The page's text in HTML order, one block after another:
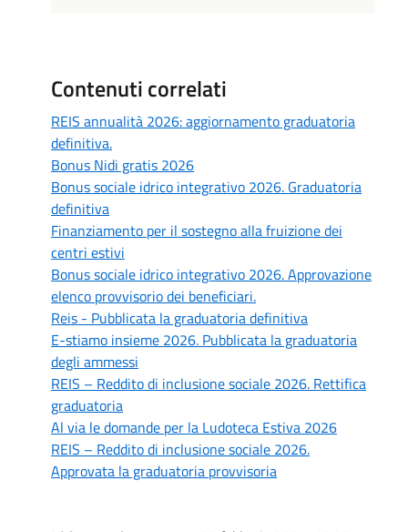
Contenuti correlati
REIS annualità 2026: aggiornamento graduatoria
definitiva.
Bonus Nidi gratis 2026
Bonus sociale idrico integrativo 2026. Graduatoria
definitiva
Finanziamento per il sostegno alla fruizione dei
centri estivi
Bonus sociale idrico integrativo 2026. Approvazione
elenco provvisorio dei beneficiari.
Reis - Pubblicata la graduatoria definitiva
E-stiamo insieme 2026. Pubblicata la graduatoria
degli ammessi
REIS – Reddito di inclusione sociale 2026. Rettifica
graduatoria
Al via le domande per la Ludoteca Estiva 2026
REIS – Reddito di inclusione sociale 2026.
Approvata la graduatoria provvisoria